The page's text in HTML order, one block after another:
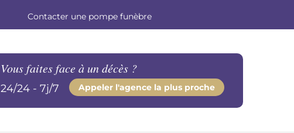
Contacter une pompe funèbre
Vous faites face à un décès ?
24/24 - 7j/7 Appeler l'agence la plus proche